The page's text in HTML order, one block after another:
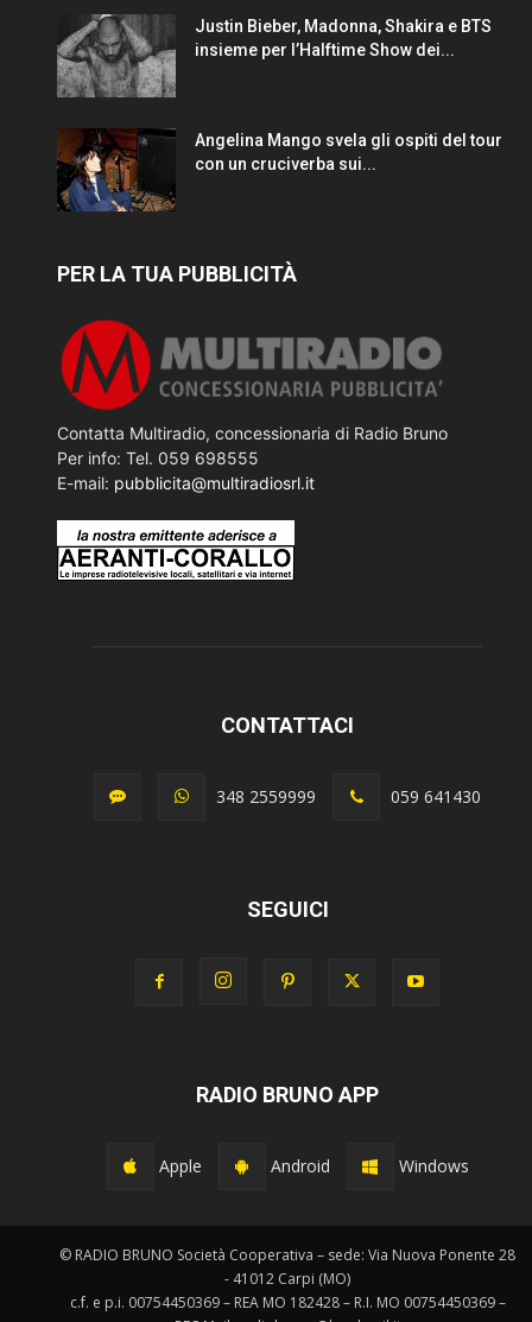
Justin Bieber, Madonna, Shakira e BTS
insieme per l’Halftime Show dei...
Angelina Mango svela gli ospiti del tour
con un cruciverba sui...
PER LA TUA PUBBLICITÀ
Contatta Multiradio, concessionaria di Radio Bruno
Per info: Tel. 059 698555
E-mail: pubblicita@multiradiosrl.it
CONTATTACI
348 2559999 059 641430
SEGUICI
RADIO BRUNO APP
Apple Android Windows
© RADIO BRUNO Società Cooperativa – sede: Via Nuova Ponente 28
- 41012 Carpi (MO)
c.f. e p.i. 00754450369 – REA MO 182428 – R.I. MO 00754450369 –